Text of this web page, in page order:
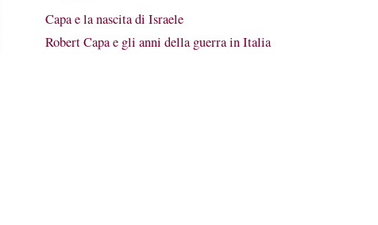
Capa e la nascita di Israele
Robert Capa e gli anni della guerra in Italia